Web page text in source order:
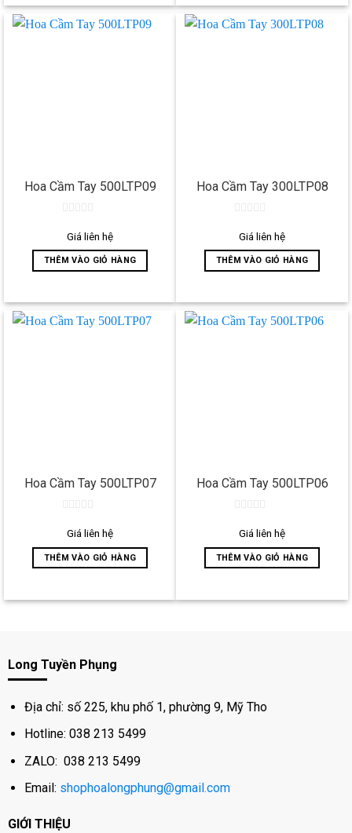
Hoa Cầm Tay 500LTP09
out
5
Giá liên hệ
THÊM VÀO GIỎ HÀNG
Hoa Cầm Tay 300LTP08
out
5
Giá liên hệ
THÊM VÀO GIỎ HÀNG
Hoa Cầm Tay 500LTP07
out
5
Giá liên hệ
THÊM VÀO GIỎ HÀNG
Hoa Cầm Tay 500LTP06
out
5
Giá liên hệ
THÊM VÀO GIỎ HÀNG
Long Tuyền Phụng
Địa chỉ: số 225, khu phố 1, phường 9, Mỹ Tho
Hotline: 038 213 5499
ZALO: 038 213 5499
Email: shophoalongphung@gmail.com
GIỚI THIỆU